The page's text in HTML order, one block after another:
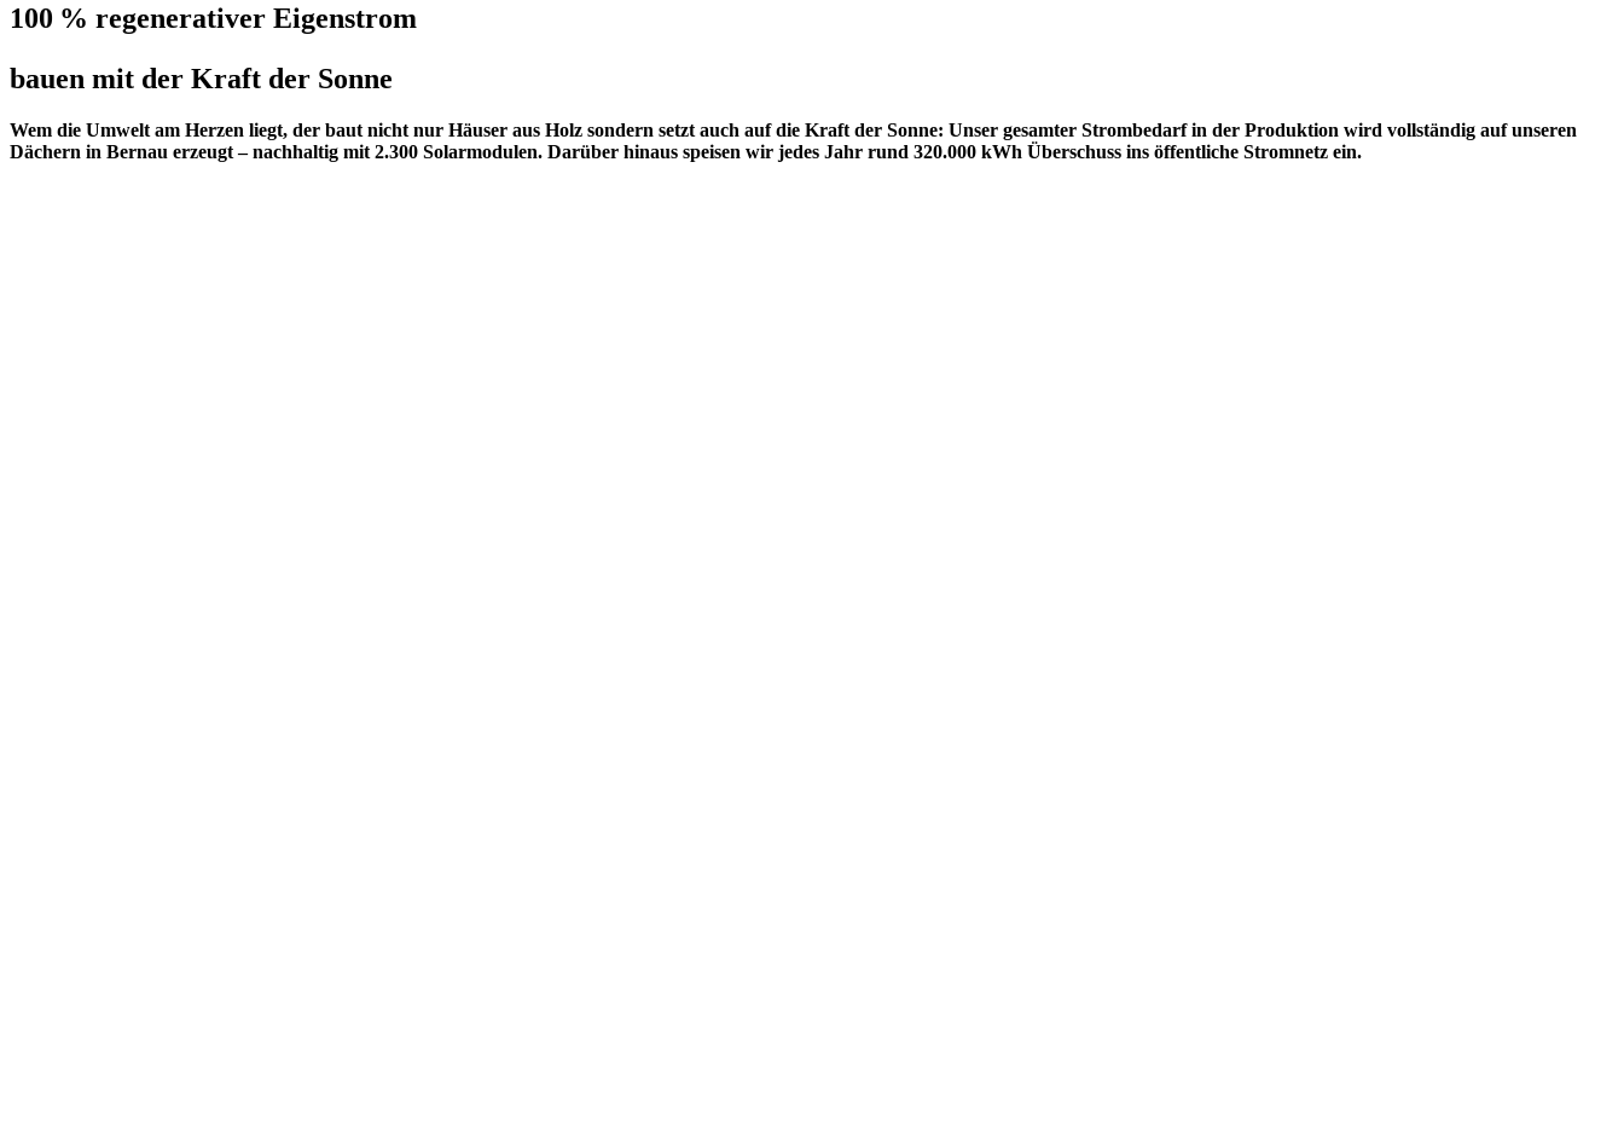
100 % regenerativer Eigenstrom
bauen mit der Kraft der Sonne
Wem die Umwelt am Herzen liegt, der baut nicht nur Häuser aus Holz sondern setzt auch auf die Kraft der Sonne: Unser gesamter Strombedarf in der Produktion wird vollständig auf unseren
Dächern in Bernau erzeugt – nachhaltig mit 2.300 Solarmodulen. Darüber hinaus speisen wir jedes Jahr rund 320.000 kWh Überschuss ins öffentliche Stromnetz ein.